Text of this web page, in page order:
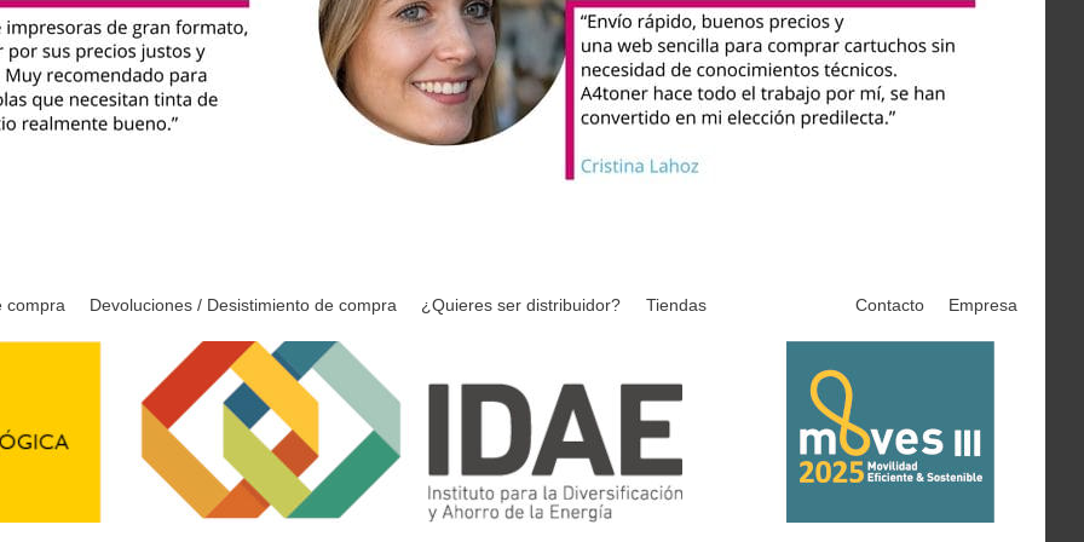
compra Devoluciones / Desistimiento de compra ¿Quieres ser distribuidor? Tiendas Contacto Empresa